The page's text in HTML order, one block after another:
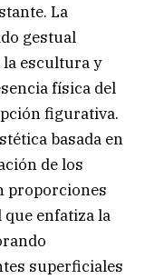
La
gestual
escultura y
física del
figurativa.
basada en
de los
proporciones
enfatiza la
superficiales